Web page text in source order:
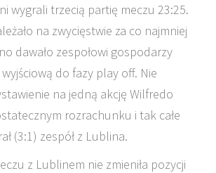
wygrali trzecią partię meczu 23:25.
na zwycięstwie za co najmniej
dawało zespołowi gospodarzy
do fazy play off. Nie
na jedną akcję Wilfredo
rozrachunku i tak całe
(3:1) zespół z Lublina.
z Lublinem nie zmieniła pozycji